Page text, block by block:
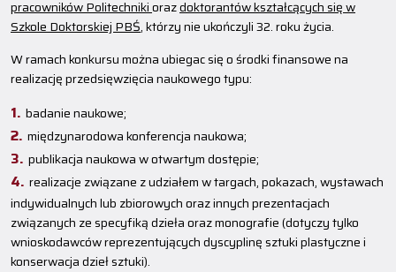
pracowników Politechnikiorazdoktorantów kształcących się w
Szkole Doktorskiej PBŚ, którzy nie ukończyli 32. roku życia.
W ramach konkursu można ubiegac się o środki finansowe na
realizację przedsięwzięcia naukowego typu:
badanie naukowe;
międzynarodowa konferencja naukowa;
publikacja naukowa w otwartym dostępie;
realizacje związane z udziałem w targach, pokazach, wystawach
indywidualnych lub zbiorowych oraz innych prezentacjach
związanych ze specyfiką dzieła oraz monografie (dotyczy tylko
wnioskodawców reprezentujących dyscyplinę sztuki plastyczne i
konserwacja dzieł sztuki).